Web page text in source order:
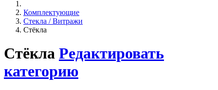
Комплектующие
Стекла / Витражи
Стёкла
Стёкла Редактировать
категорию